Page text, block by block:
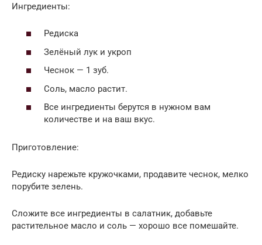
Ингредиенты:
Редиска
Зелёный лук и укроп
Чеснок — 1 зуб.
Соль, масло растит.
Все ингредиенты берутся в нужном вам
количестве и на ваш вкус.
Приготовление:
Редиску нарежьте кружочками, продавите чеснок, мелко
порубите зелень.
Сложите все ингредиенты в салатник, добавьте
растительное масло и соль — хорошо все помешайте.